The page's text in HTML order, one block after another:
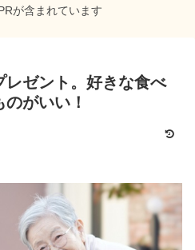
が含まれています
レゼント。好きな食べ
がいい！